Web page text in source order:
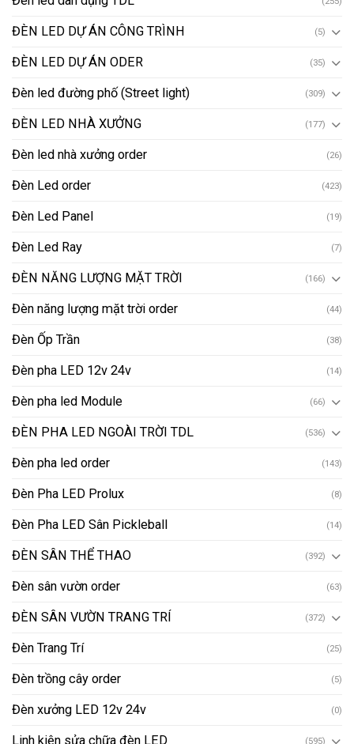
ĐÈN LED DỰ ÁN CÔNG TRÌNH (5)
ĐÈN LED DỰ ÁN ODER (35)
Đèn led đường phố (Street light) (309)
ĐÈN LED NHÀ XƯỞNG (177)
Đèn led nhà xưởng order (26)
Đèn Led order (423)
Đèn Led Panel (19)
Đèn Led Ray (7)
ĐÈN NĂNG LƯỢNG MẶT TRỜI (166)
Đèn năng lượng mặt trời order (44)
Đèn Ốp Trần (38)
Đèn pha LED 12v 24v (14)
Đèn pha led Module (66)
ĐÈN PHA LED NGOÀI TRỜI TDL (536)
Đèn pha led order (143)
Đèn Pha LED Prolux (8)
Đèn Pha LED Sân Pickleball (14)
ĐÈN SÂN THỂ THAO (392)
Đèn sân vườn order (63)
ĐÈN SÂN VƯỜN TRANG TRÍ (372)
Đèn Trang Trí (25)
Đèn trồng cây order (5)
Đèn xưởng LED 12v 24v (0)
Linh kiện sửa chữa đèn LED (595)